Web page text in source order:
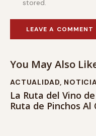
stored.
You May Also
ACTUALIDAD,
La Ruta del Vino
Ruta de Pinchos Al